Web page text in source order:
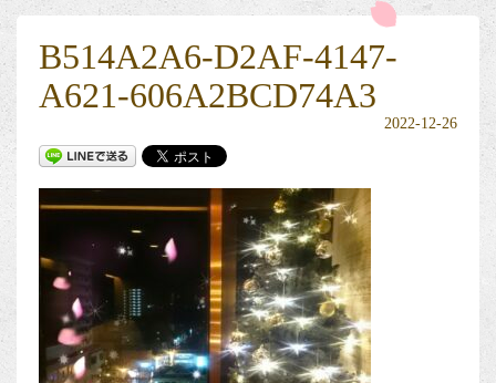
B514A2A6-D2AF-4147-
A621-606A2BCD74A3
2022-12-26